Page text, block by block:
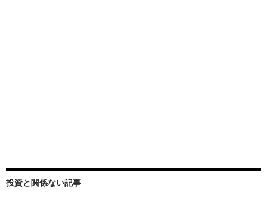
投資と関係ない記事